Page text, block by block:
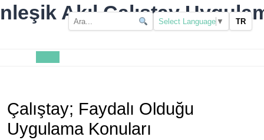
Select Language ▼ TR
Skip
to
Akıl Çalıştay
Button
Çalıştay; Faydalı Olduğu
Uygulama Konuları